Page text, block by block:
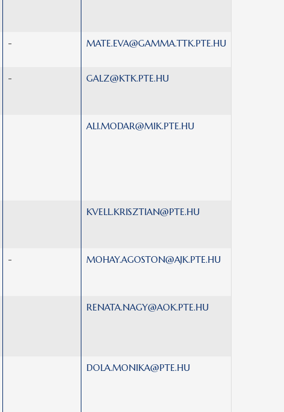
- MATE.EVA@GAMMA.TTK.PTE.HU
- GALZ@KTK.PTE.HU
ALI.MODAR@MIK.PTE.HU
KVELL.KRISZTIAN@PTE.HU
- MOHAY.AGOSTON@AJK.PTE.HU
RENATA.NAGY@AOK.PTE.HU
DOLA.MONIKA@PTE.HU